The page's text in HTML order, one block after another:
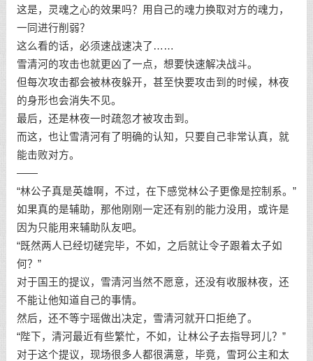
这是，灵魂之心的效果吗？用自己的魂力换取对方的魂力，
一同进行削弱？
这么看的话，必须速战速决了……
雪清河的攻击也就更凶了一点，想要快速解决战斗。
但每次攻击都会被林夜躲开，甚至快要攻击到的时候，林夜
的身形也会消失不见。
最后，还是林夜一时疏忽才被攻击到。
而这，也让雪清河有了明确的认知，只要自己非常认真，就
能击败对方。
——
“林公子真是英雄啊，不过，在下感觉林公子更像是控制系。”
如果真的是辅助，那他刚刚一定还有别的能力没用，或许是
因为只能用来辅助队友吧。
“既然两人已经切磋完毕，不如，之后就让令子跟着太子如
何？”
对于国王的提议，雪清河当然不愿意，还没有收服林夜，还
不能让他知道自己的事情。
然后，还不等宁瑶做出决定，雪清河就开口拒绝了。
“陛下，清河最近有些繁忙，不如，让林公子去指导珂儿？”
对于这个提议，现场很多人都很满意，毕竟，雪珂公主和太